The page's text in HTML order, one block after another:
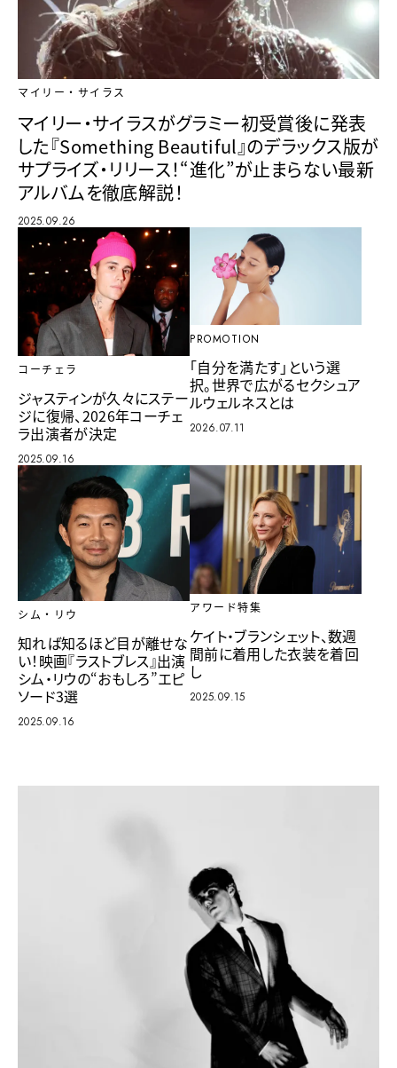
マイリー・サイラス
マイリー・サイラスがグラミー初受賞後に発表
した『Something Beautiful』のデラックス版が
サプライズ・リリース！“進化”が止まらない最新
アルバムを徹底解説！
2025.09.26
コーチェラ
ジャスティンが久々にステー
ジに復帰、2026年コーチェ
ラ出演者が決定
2025.09.16
PROMOTION
「自分を満たす」という選
択。世界で広がるセクシュア
ルウェルネスとは
2026.07.11
シム・リウ
知れば知るほど目が離せな
い！映画『ラストブレス』出演
シム・リウの“おもしろ”エピ
ソード3選
2025.09.16
アワード特集
ケイト・ブランシェット、数週
間前に着用した衣装を着回
し
2025.09.15